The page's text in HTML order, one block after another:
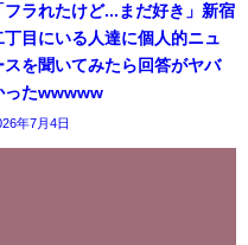
フラれたけど...まだ好き」新宿
丁目にいる人達に個人的ニュ
スを聞いてみたら回答がヤバ
ったwwwww
年7月4日